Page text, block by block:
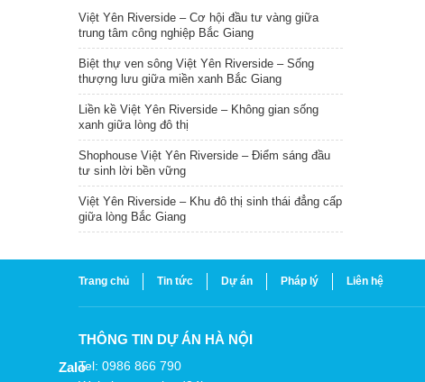
Việt Yên Riverside – Cơ hội đầu tư vàng giữa
trung tâm công nghiệp Bắc Giang
Biệt thự ven sông Việt Yên Riverside – Sống
thượng lưu giữa miền xanh Bắc Giang
Liền kề Việt Yên Riverside – Không gian sống
xanh giữa lòng đô thị
Shophouse Việt Yên Riverside – Điểm sáng đầu
tư sinh lời bền vững
Việt Yên Riverside – Khu đô thị sinh thái đẳng cấp
giữa lòng Bắc Giang
Trang chủ Tin tức Dự án Pháp lý Liên hệ
THÔNG TIN DỰ ÁN HÀ NỘI
Tel: 0986 866 790
Zalo